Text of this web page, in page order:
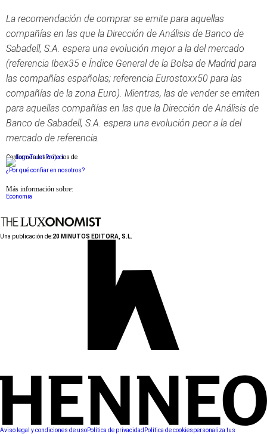
La recomendación de comprar se emite para aquellas
compañías en las que la Dirección de Análisis de Banco de
Sabadell, S.A. espera una evolución mejor a la del mercado
(referencia Ibex35 e Índice General de la Bolsa de Madrid para
las compañías españolas; referencia Eurostoxx50 para las
compañías de la zona Euro). Mientras, las de vender se emiten
para aquellas compañías en las que la Dirección de Análisis de
Banco de Sabadell, S.A. espera una evolución peor a la del
mercado de referencia.
Conforme a los criterios de
¿Por qué confiar en nosotros?
Más información sobre:
Economia
Una publicación de:20 MINUTOS EDITORA, S.L.
Aviso legal y condiciones de usoPolítica de privacidad Política de cookiespersonaliza tus